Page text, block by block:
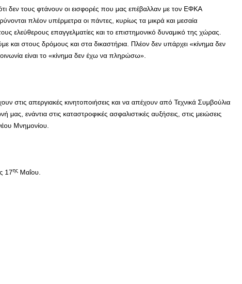
δεν τους φτάνουν οι εισφορές που μας επέβαλλαν με τον ΕΦΚΑ
πλέον υπέρμετρα οι πάντες, κυρίως τα μικρά και μεσαία
ελεύθερους επαγγελματίες και το επιστημονικό δυναμικό της χώρας.
και στους δρόμους και στα δικαστήρια. Πλέον δεν υπάρχει «κίνημα δεν
είναι το «κίνημα δεν έχω να πληρώσω».
στις απεργιακές κινητοποιήσεις και να απέχουν από Τεχνικά Συμβούλια
ενάντια στις καταστροφικές ασφαλιστικές αυξήσεις, στις μειώσεις
Μνημονίου.
17ης Μαΐου.